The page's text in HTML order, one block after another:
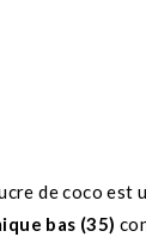
de coco est
bas (35)